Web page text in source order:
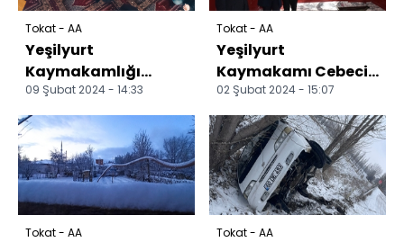
Tokat - AA
Yeşilyurt
Kaymakamlığı
"asrın felaketi"nde
ölenler için Kur'an
okuttu
09 Şubat 2024 - 14:33
Tokat - AA
Yeşilyurt
Kaymakamı Cebeci,
okullardaki
çalışmaları inceledi
02 Şubat 2024 - 15:07
Tokat - AA Tokat - AA